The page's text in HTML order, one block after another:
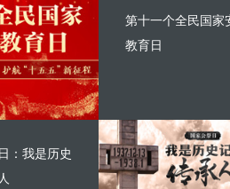
第十一个全民国家
教育日
：我是历史